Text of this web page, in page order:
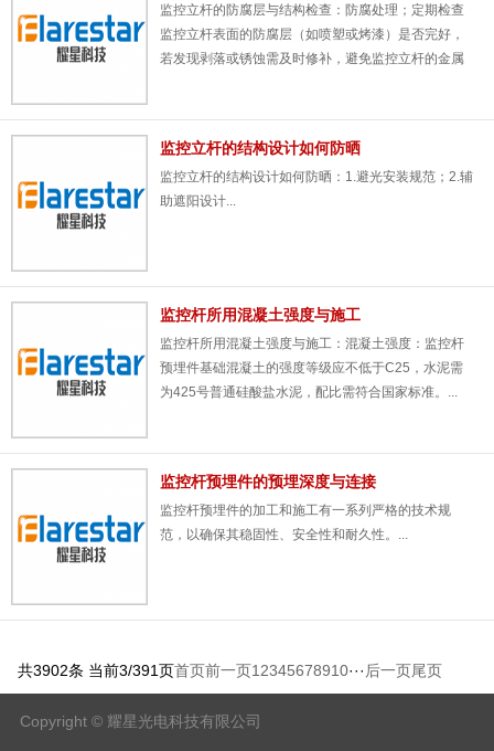
监控立杆​的防腐层与结构检查：防腐处理；定期检查
监控立杆表面的防腐层（如喷塑或烤漆）是否完好，
若发现剥落或锈蚀需及时修补，避免监控立杆的金属
监控立杆的结构设计如何防晒
监控立杆​的结构设计如何防晒：1.避光安装规范；2.辅
助遮阳设计...
监控杆所用混凝土强度与施工
监控杆​所用混凝土强度与施工：混凝土强度：监控杆
预埋件基础混凝土的强度等级应不低于C25，水泥需
为425号普通硅酸盐水泥，配比需符合国家标准。...
监控杆预埋件的预埋深度与连接
监控杆​预埋件的加工和施工有一系列严格的技术规
范，以确保其稳固性、安全性和耐久性。...
共3902条 当前3/391页首页前一页1 2345678910··· 后一页尾页
Copyright © 耀星光电科技有限公司